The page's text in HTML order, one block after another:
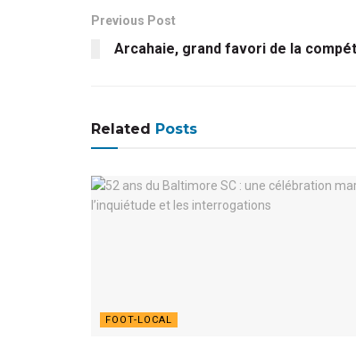
Previous Post
Arcahaie, grand favori de la
Related Posts
FOOT-LOCAL